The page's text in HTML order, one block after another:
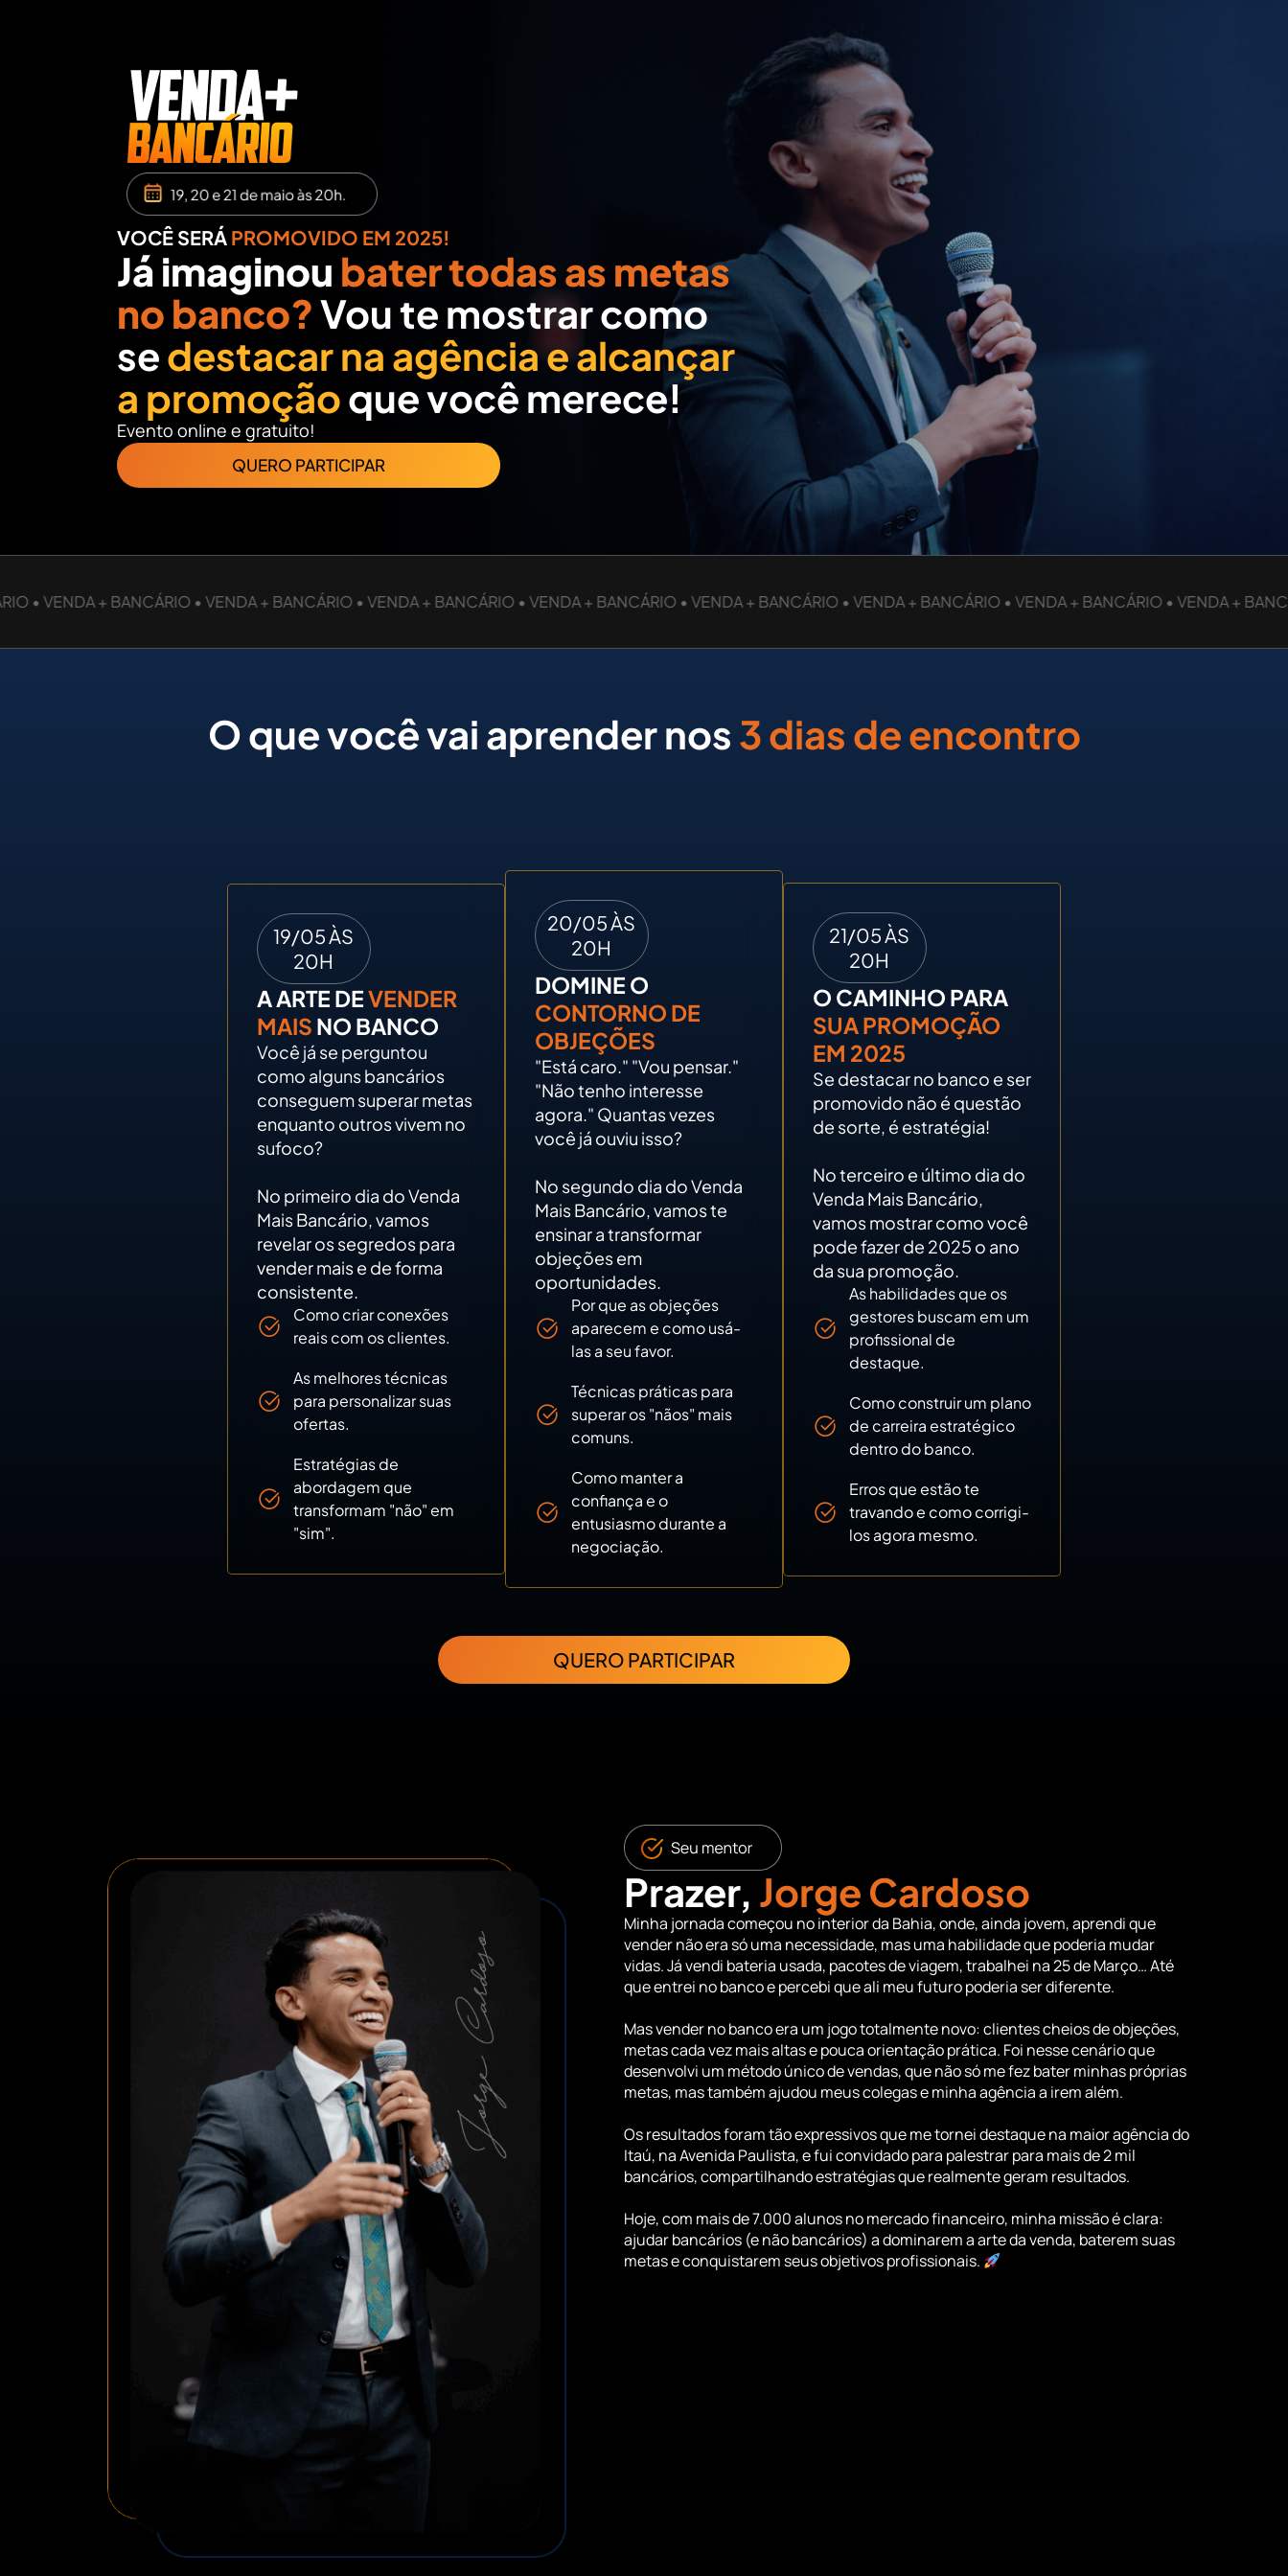
VOCÊ SERÁ PROMOVIDO EM 2025!
Já imaginou bater todas as metas
no banco?Vou te mostrar como
sedestacar na agência e alcançar
a promoçãoque você merece!
Evento online e gratuito!
QUERO PARTICIPAR
• VENDA + BANCÁRIO • VENDA + BANCÁRIO • VENDA + BANCÁRIO • VENDA + BANCÁRIO • VENDA + BANCÁRIO • VENDA + BANCÁRIO • VENDA + BANCÁRIO • VENDA +
O que você vai aprender nos3 dias de encontro
19/05 ÀS
20H
A ARTE DEVENDER
MAIS NO BANCO
Você já se perguntou
como alguns bancários
conseguem superar metas
enquanto outros vivem no
sufoco?
No primeiro dia do Venda
Mais Bancário, vamos
revelar os segredos para
vender mais e de forma
consistente.
Como criar conexões
reais com os clientes.
As melhores técnicas
para personalizar suas
ofertas.
Estratégias de
abordagem que
transformam "não" em
"sim".
20/05 ÀS
20H
DOMINE O
CONTORNO DE
OBJEÇÕES
"Está caro." "Vou pensar."
"Não tenho interesse
agora." Quantas vezes
você já ouviu isso?
No segundo dia do Venda
Mais Bancário, vamos te
ensinar a transformar
objeções em
oportunidades.
Por que as objeções
aparecem e como usá-
las a seu favor.
Técnicas práticas para
superar os "nãos" mais
comuns.
Como manter a
confiança e o
entusiasmo durante a
negociação.
21/05 ÀS
20H
O CAMINHO PARA
SUA PROMOÇÃO
EM 2025
Se destacar no banco e ser
promovido não é questão
de sorte, é estratégia!
No terceiro e último dia do
Venda Mais Bancário,
vamos mostrar como você
pode fazer de 2025 o ano
da sua promoção.
As habilidades que os
gestores buscam em um
profissional de
destaque.
Como construir um plano
de carreira estratégico
dentro do banco.
Erros que estão te
travando e como corrigi-
los agora mesmo.
QUERO PARTICIPAR
Prazer, Jorge Cardoso
Minha jornada começou no interior da Bahia, onde, ainda jovem, aprendi que
vender não era só uma necessidade, mas uma habilidade que poderia mudar
vidas. Já vendi bateria usada, pacotes de viagem, trabalhei na 25 de Março… Até
que entrei no banco e percebi que ali meu futuro poderia ser diferente.
Mas vender no banco era um jogo totalmente novo: clientes cheios de objeções,
metas cada vez mais altas e pouca orientação prática. Foi nesse cenário que
desenvolvi um método único de vendas, que não só me fez bater minhas próprias
metas, mas também ajudou meus colegas e minha agência a irem além.
Os resultados foram tão expressivos que me tornei destaque na maior agência do
Itaú, na Avenida Paulista, e fui convidado para palestrar para mais de 2 mil
bancários, compartilhando estratégias que realmente geram resultados.
Hoje, com mais de 7.000 alunos no mercado financeiro, minha missão é clara:
ajudar bancários (e não bancários) a dominarem a arte da venda, baterem suas
metas e conquistarem seus objetivos profissionais.